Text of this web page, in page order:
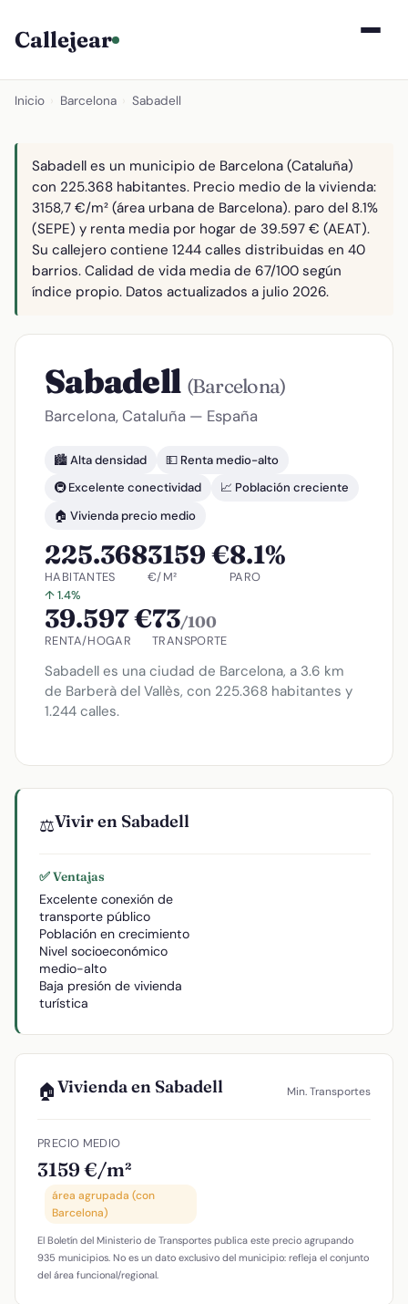
Callejear
Inicio Barcelona Sabadell
Sabadell es un municipio de Barcelona (Cataluña)
con 225.368 habitantes. Precio medio de la vivienda:
3158,7 €/m² (área urbana de Barcelona). paro del 8.1%
(SEPE) y renta media por hogar de 39.597 € (AEAT).
Su callejero contiene 1244 calles distribuidas en 40
barrios. Calidad de vida media de 67/100 según
índice propio. Datos actualizados a julio 2026.
Sabadell (Barcelona)
Barcelona, Cataluña — España
🏙️ Alta densidad
💵 Renta medio-alto
🚇 Excelente conectividad
📈 Población creciente
🏠 Vivienda precio medio
225.368
HABITANTES
↑ 1.4%
3159 €
€/M²
8.1%
PARO
39.597 €
RENTA/HOGAR
73/100
TRANSPORTE
Sabadell es una ciudad de Barcelona, a 3.6 km
de Barberà del Vallès, con 225.368 habitantes y
1.244 calles.
⚖️Vivir en Sabadell
✅ Ventajas
Excelente conexión de
transporte público
Población en crecimiento
Nivel socioeconómico
medio-alto
Baja presión de vivienda
turística
🏠Vivienda en Sabadell Min. Transportes
PRECIO MEDIO
3159 €/m²
área agrupada (con
Barcelona)
El Boletín del Ministerio de Transportes publica este precio agrupando
935 municipios. No es un dato exclusivo del municipio: refleja el conjunto
del área funcional/regional.